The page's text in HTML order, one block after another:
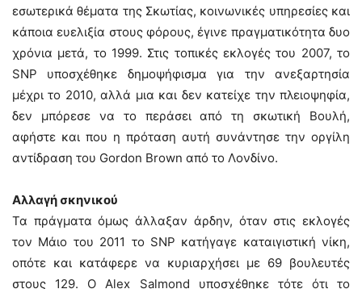
εσωτερικά θέματα της Σκωτίας, κοινωνικές υπηρεσίες και
κάποια ευελιξία στους φόρους, έγινε πραγματικότητα δυο
χρόνια μετά, το 1999. Στις τοπικές εκλογές του 2007, το
SNP υποσχέθηκε δημοψήφισμα για την ανεξαρτησία
μέχρι το 2010, αλλά μια και δεν κατείχε την πλειοψηφία,
δεν μπόρεσε να το περάσει από τη σκωτική Βουλή,
αφήστε και που η πρόταση αυτή συνάντησε την οργίλη
αντίδραση του Gordon Brown από το Λονδίνο.
Αλλαγή σκηνικού
Τα πράγματα όμως άλλαξαν άρδην, όταν στις εκλογές
τον Μάιο του 2011 το SNP κατήγαγε καταιγιστική νίκη,
οπότε και κατάφερε να κυριαρχήσει με 69 βουλευτές
στους 129. Ο Alex Salmond υποσχέθηκε τότε ότι το